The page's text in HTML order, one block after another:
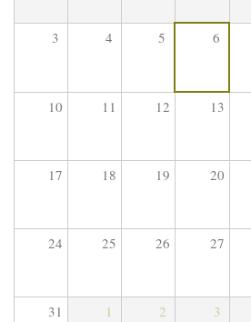
3 4 5 6
10 11 12 13
17 18 19 20
24 25 26 27
31 1 2 3